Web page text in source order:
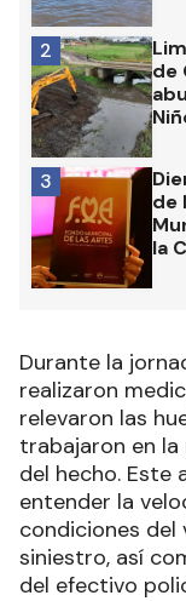
de
2
de
la
3
Durante la
realizaron
relevaron las
trabajaron en
del hecho. Este
entender la
condiciones del
siniestro, así
del efectivo